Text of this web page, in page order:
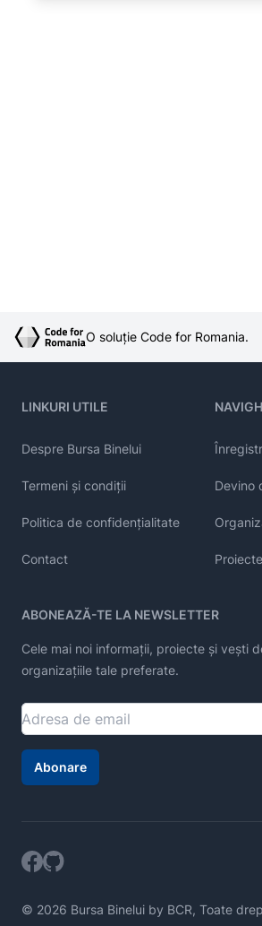
O soluție Code for Romania.
LINKURI UTILE
Despre Bursa Binelui
Termeni și condiții
Politica de confidențialitate
Contact
Devino
ABONEAZĂ-TE LA NEWSLETTER
Cele mai noi informații, proiecte și vești
organizațiile tale preferate.
Abonare
© 2026 Bursa Binelui by BCR, Toate